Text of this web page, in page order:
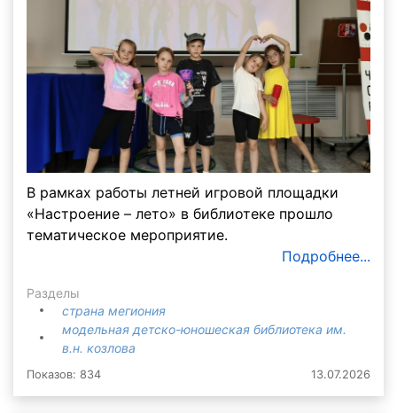
В рамках работы летней игровой площадки
«Настроение – лето» в библиотеке прошло
тематическое мероприятие.
Подробнее...
Разделы
страна мегиония
модельная детско-юношеская библиотека им.
в.н. козлова
Показов: 834 13.07.2026